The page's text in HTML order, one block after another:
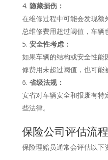
隐藏损伤：
在维修过程中可能会发现额
总维修费用超过阈值，车辆
安全性考虑：
如果车辆的结构或安全性能
修费用未超过阈值，也可能
省级法规：
安省对车辆安全和报废有特
些法律。
保险公司评估流程
保险理赔员通常会评估以下